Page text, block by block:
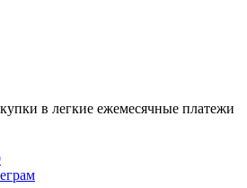
в легкие ежемесячные платежи